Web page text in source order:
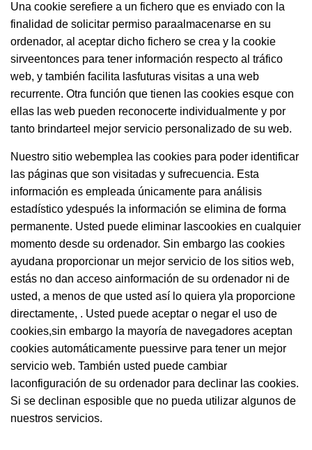
Una cookie serefiere a un fichero que es enviado con la
finalidad de solicitar permiso paraalmacenarse en su
ordenador, al aceptar dicho fichero se crea y la cookie
sirveentonces para tener información respecto al tráfico
web, y también facilita lasfuturas visitas a una web
recurrente. Otra función que tienen las cookies esque con
ellas las web pueden reconocerte individualmente y por
tanto brindarteel mejor servicio personalizado de su web.
Nuestro sitio webemplea las cookies para poder identificar
las páginas que son visitadas y sufrecuencia. Esta
información es empleada únicamente para análisis
estadístico ydespués la información se elimina de forma
permanente. Usted puede eliminar lascookies en cualquier
momento desde su ordenador. Sin embargo las cookies
ayudana proporcionar un mejor servicio de los sitios web,
estás no dan acceso ainformación de su ordenador ni de
usted, a menos de que usted así lo quiera yla proporcione
directamente, . Usted puede aceptar o negar el uso de
cookies,sin embargo la mayoría de navegadores aceptan
cookies automáticamente puessirve para tener un mejor
servicio web. También usted puede cambiar
laconfiguración de su ordenador para declinar las cookies.
Si se declinan esposible que no pueda utilizar algunos de
nuestros servicios.